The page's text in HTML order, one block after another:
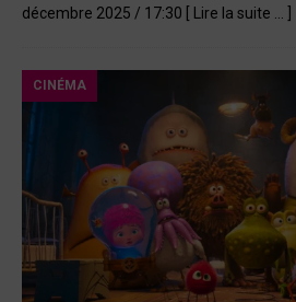
décembre 2025 / 17:30
[ Lire la suite … ]
CINÉMA